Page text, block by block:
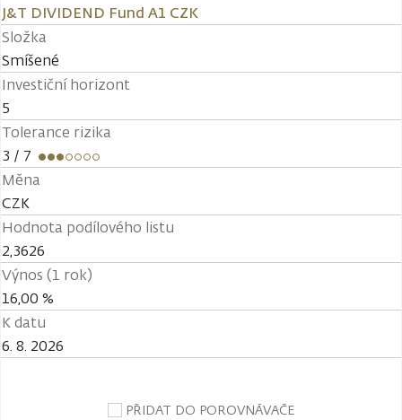
J&T DIVIDEND Fund A1 CZK
Složka
Smíšené
Investiční horizont
5
Tolerance rizika
3 / 7
Měna
CZK
Hodnota podílového listu
2,3626
Výnos (1 rok)
16,00 %
K datu
6. 8. 2026
PŘIDAT DO POROVNÁVAČE